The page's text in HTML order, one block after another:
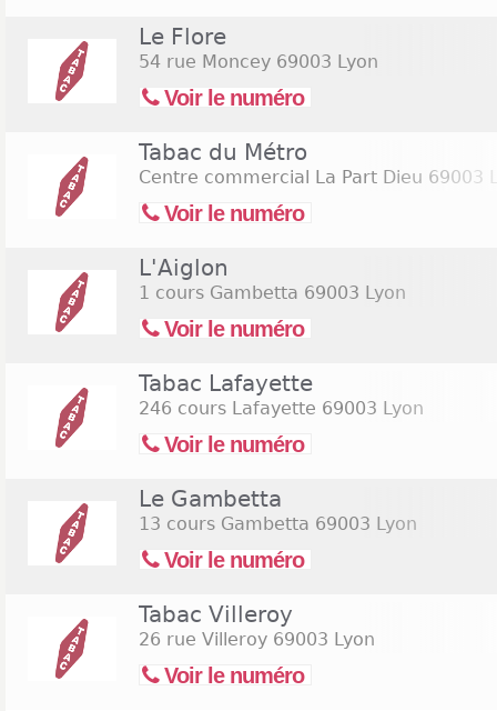
Le Flore
54 rue Moncey 69003 Lyon
Voir le numéro
Tabac du Métro
Centre commercial La Part Dieu 69003
Voir le numéro
L'Aiglon
1 cours Gambetta 69003 Lyon
Voir le numéro
Tabac Lafayette
246 cours Lafayette 69003 Lyon
Voir le numéro
Le Gambetta
13 cours Gambetta 69003 Lyon
Voir le numéro
Tabac Villeroy
26 rue Villeroy 69003 Lyon
Voir le numéro